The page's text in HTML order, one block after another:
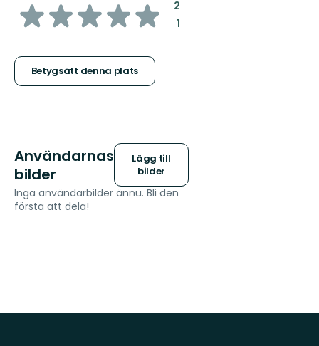
av
stjärnor
Betygsätt denna plats
2:
1:
Användarnas
bilder
Lägg till
bilder
Inga användarbilder ännu. Bli den
första att dela!